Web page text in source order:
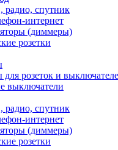
радио, спутник
интернет
(диммеры)
розетки
для розеток и
выключатели
радио, спутник
интернет
(диммеры)
розетки